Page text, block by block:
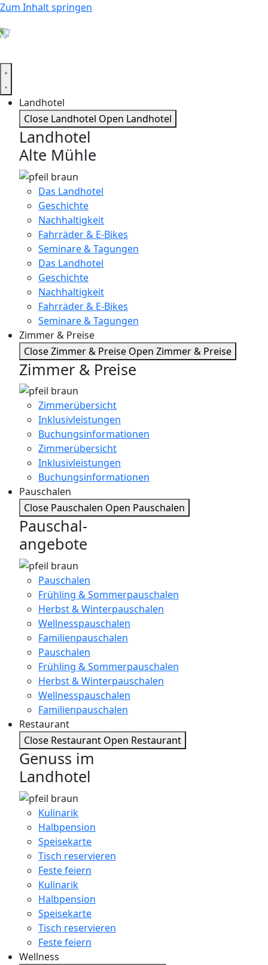
Zum Inhalt springen
Landhotel
Close Landhotel Open Landhotel
Landhotel
Alte Mühle
Das Landhotel
Geschichte
Nachhaltigkeit
Fahrräder & E-Bikes
Seminare & Tagungen
Das Landhotel
Geschichte
Nachhaltigkeit
Fahrräder & E-Bikes
Seminare & Tagungen
Zimmer & Preise
Close Zimmer & Preise Open Zimmer & Preise
Zimmer & Preise
Zimmerübersicht
Inklusivleistungen
Buchungsinformationen
Zimmerübersicht
Inklusivleistungen
Buchungsinformationen
Pauschalen
Close Pauschalen Open Pauschalen
Pauschal-
angebote
Pauschalen
Frühling & Sommerpauschalen
Herbst & Winterpauschalen
Wellnesspauschalen
Familienpauschalen
Pauschalen
Frühling & Sommerpauschalen
Herbst & Winterpauschalen
Wellnesspauschalen
Familienpauschalen
Restaurant
Close Restaurant Open Restaurant
Genuss im
Landhotel
Kulinarik
Halbpension
Speisekarte
Tisch reservieren
Feste feiern
Kulinarik
Halbpension
Speisekarte
Tisch reservieren
Feste feiern
Wellness